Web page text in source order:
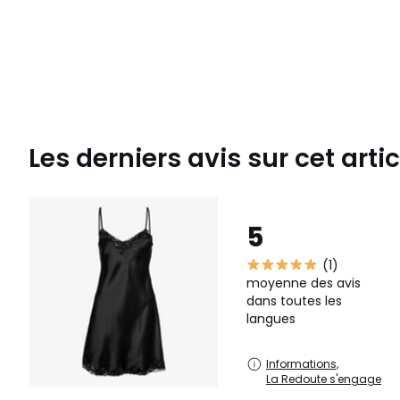
Les derniers avis sur cet
5
(1)
moyenne des avis
dans toutes les
langues
Informations,
La Redoute s'engage